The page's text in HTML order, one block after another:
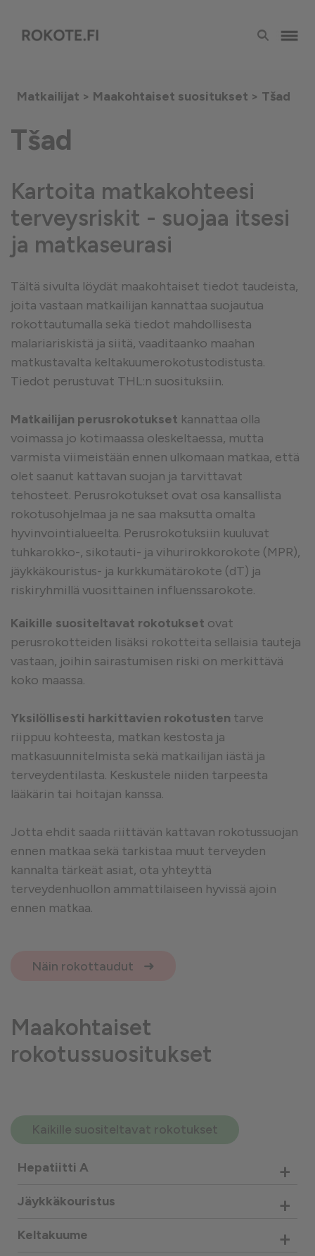
Matkailijat > Maakohtaiset suositukset > Tšad
Tšad
Kartoita matkakohteesi
terveysriskit - suojaa itsesi
ja matkaseurasi
Tältä sivulta löydät maakohtaiset tiedot taudeista,
joita vastaan matkailijan kannattaa suojautua
rokottautumalla sekä tiedot mahdollisesta
malariariskistä ja siitä, vaaditaanko maahan
matkustavalta keltakuumerokotustodistusta.
Tiedot perustuvat THL:n suosituksiin.
Matkailijan perusrokotukset kannattaa olla
voimassa jo kotimaassa oleskeltaessa, mutta
varmista viimeistään ennen ulkomaan matkaa, että
olet saanut kattavan suojan ja tarvittavat
tehosteet. Perusrokotukset ovat osa kansallista
rokotusohjelmaa ja ne saa maksutta omalta
hyvinvointialueelta. Perusrokotuksiin kuuluvat
tuhkarokko-, sikotauti- ja vihurirokkorokote (MPR),
jäykkäkouristus- ja kurkkumätärokote (dT) ja
riskiryhmillä vuosittainen influenssarokote.
Kaikille suositeltavat rokotukset ovat
perusrokotteiden lisäksi rokotteita sellaisia tauteja
vastaan, joihin sairastumisen riski on merkittävä
koko maassa.
Yksilöllisesti harkittavien rokotusten tarve
riippuu kohteesta, matkan kestosta ja
matkasuunnitelmista sekä matkailijan iästä ja
terveydentilasta. Keskustele niiden tarpeesta
lääkärin tai hoitajan kanssa.
Jotta ehdit saada riittävän kattavan rokotussuojan
ennen matkaa sekä tarkistaa muut terveyden
kannalta tärkeät asiat, ota yhteyttä
terveydenhuollon ammattilaiseen hyvissä ajoin
ennen matkaa.
Näin rokottaudut
Maakohtaiset
rokotussuositukset
Kaikille suositeltavat rokotukset
Hepatiitti A +
Jäykkäkouristus +
Keltakuume +